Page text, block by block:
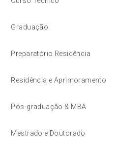
Graduação
Preparatório Residência
Residência e Aprimoramento
Pós-graduação & MBA
Mestrado e Doutorado